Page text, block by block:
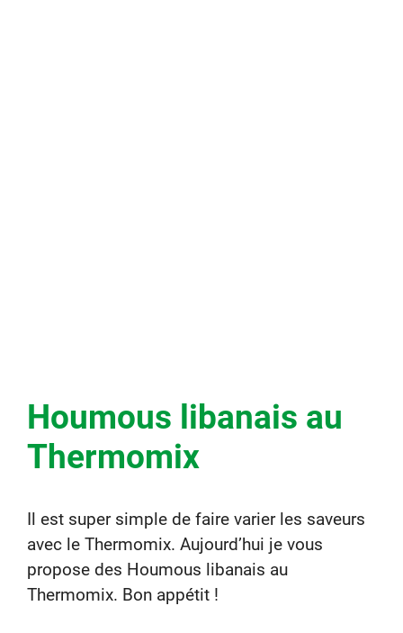
Houmous libanais au
Thermomix
Il est super simple de faire varier les saveurs
avec le Thermomix. Aujourd’hui je vous
propose des Houmous libanais au
Thermomix. Bon appétit !